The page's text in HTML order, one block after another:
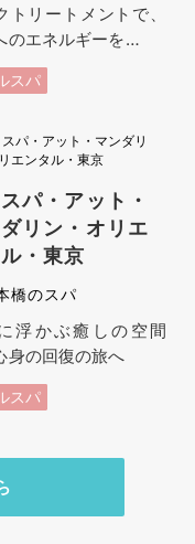
トリートメントで、
のエネルギーを…
スパ
パ・アット・
リン・オリエ
・東京
橋のスパ
浮かぶ癒しの空間
身の回復の旅へ
スパ